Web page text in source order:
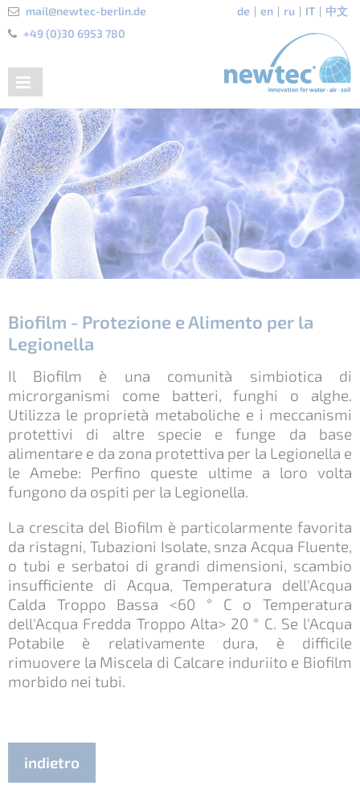
mail@newtec-berlin.de
+49 (0)30 6953 780
de en ru IT 中文
Biofilm - Protezione e Alimento per la
Legionella
Il Biofilm è una comunità simbiotica di
microrganismi come batteri, funghi o alghe.
Utilizza le proprietà metaboliche e i meccanismi
protettivi di altre specie e funge da base
alimentare e da zona protettiva per la Legionella e
le Amebe: Perfino queste ultime a loro volta
fungono da ospiti per la Legionella.
La crescita del Biofilm è particolarmente favorita
da ristagni, Tubazioni Isolate, snza Acqua Fluente,
o tubi e serbatoi di grandi dimensioni, scambio
insufficiente di Acqua, Temperatura dell'Acqua
Calda Troppo Bassa <60 ° C o Temperatura
dell'Acqua Fredda Troppo Alta> 20 ° C. Se l'Acqua
Potabile è relativamente dura, è difficile
rimuovere la Miscela di Calcare induriito e Biofilm
morbido nei tubi.
indietro